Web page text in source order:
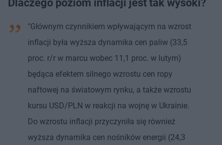
Dlaczego poziom inflacji jest tak wysoki?
"Głównym czynnikiem wpływającym na wzrost
inflacji była wyższa dynamika cen paliw (33,5
proc. r/r w marcu wobec 11,1 proc. w lutym)
będąca efektem silnego wzrostu cen ropy
naftowej na światowym rynku, a także wzrostu
kursu USD/PLN w reakcji na wojnę w Ukrainie.
Do wzrostu inflacji przyczyniła się również
wyższa dynamika cen nośników energii (24,3